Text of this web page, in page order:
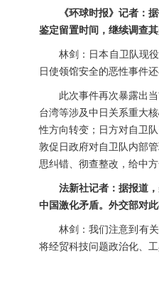
《环球时报》记者：
鉴定留置时间，继续调查
林剑：日本自卫队现
日使领馆安全的恶性事件
此次事件再次暴露出
台湾等涉及中日关系重大
性方向转变；日方对自卫
敦促日政府对自卫队内部
思纠错、彻查整改，给中方
法新社记者：据报道
中国激化矛盾。外交部对
林剑：我们注意到有
将经贸科技问题政治化、工